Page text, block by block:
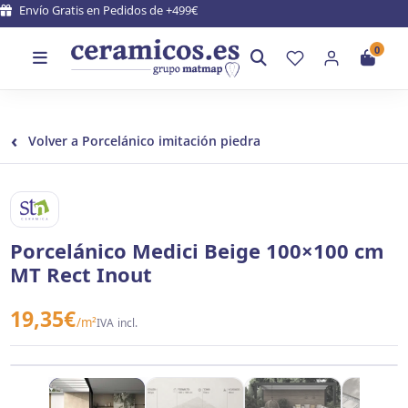
Envío Gratis en Pedidos de +499€
0
‹ Volver a Porcelánico imitación piedra
STN CERAMICA
Porcelánico Medici Beige 100×100 cm
MT Rect Inout
19,35€/m²IVA incl.